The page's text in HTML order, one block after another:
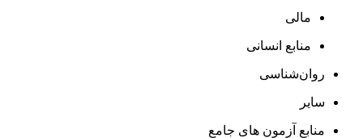
مالی
منابع انسانی
روان‌شناسی
سایر
منابع آزمون های جامع